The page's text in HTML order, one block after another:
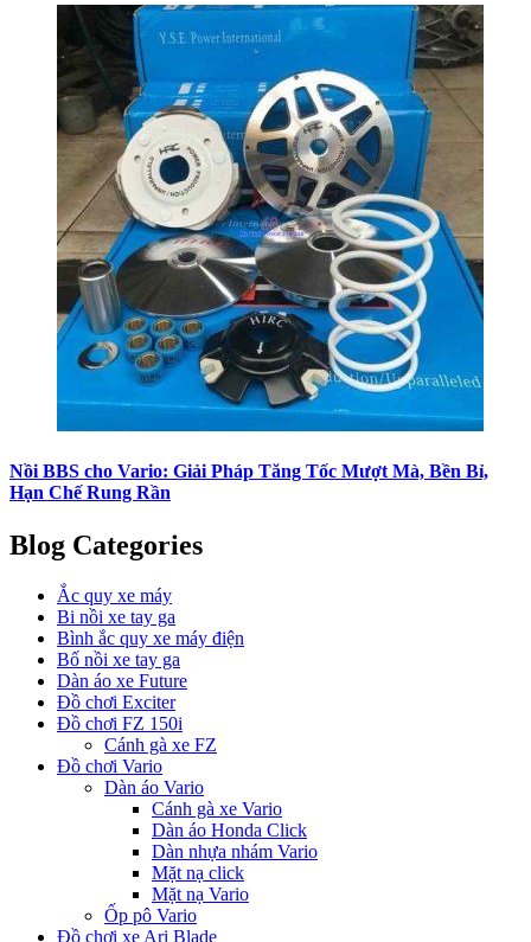
Nồi BBS cho Vario: Giải Pháp Tăng Tốc Mượt Mà, Bền Bỉ,
Hạn Chế Rung Rần
Blog Categories
Ắc quy xe máy
Bi nồi xe tay ga
Bình ắc quy xe máy điện
Bố nồi xe tay ga
Dàn áo xe Future
Đồ chơi Exciter
Đồ chơi FZ 150i
Cánh gà xe FZ
Đồ chơi Vario
Dàn áo Vario
Cánh gà xe Vario
Dàn áo Honda Click
Dàn nhựa nhám Vario
Mặt nạ click
Mặt nạ Vario
Ốp pô Vario
Đồ chơi xe Ari Blade